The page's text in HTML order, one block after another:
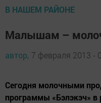
В НАШЕМ РАЙОНЕ
Малышам –
автор, 7 февраля 2013 -
Сегодня молочными
программы «Бэлэкэч» в